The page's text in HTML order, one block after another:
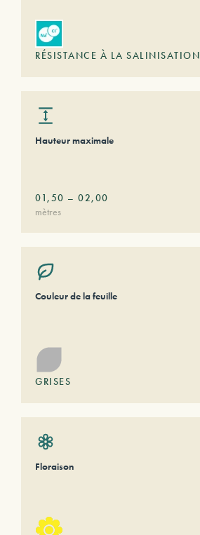
RÉSISTANCE À LA SALINISATION
Hauteur maximale
01,50 – 02,00
mètres
Couleur de la feuille
GRISES
Floraison